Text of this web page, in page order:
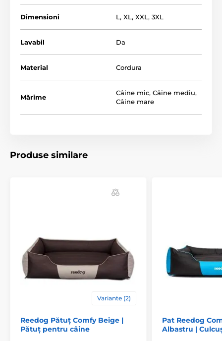
de câini și este foarte ușor de întreținut. Puteți alege
dimensiunea potrivită folosind tabelul: (*Paturile
Specificațiile tehnice pot fi modificate fără o notificare
expresă. Imaginile au doar caracter ilustrativ.
Produsul este inclus în categoria
Paturi și culcușuri pentru câini
Pentru câini mici
Dimensioni L, XL, XXL, 3XL
Lavabil Da
Material Cordura
Mărime
Câine mic, Câine mediu,
Câine mare
Produse similare
Variante (2)
Reedog Pătuț Comfy Beige |
Pătuț pentru câine
Pat Reedog
Albastru |